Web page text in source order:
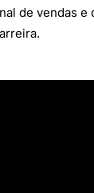
de vendas e